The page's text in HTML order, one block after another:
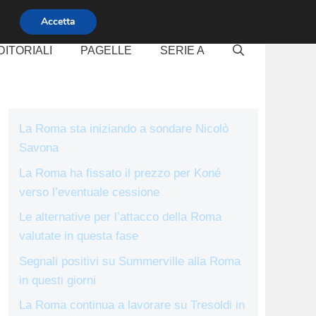
PAGELLE SERIE A
La Roma sta iniziando a sondare Nicolò
Savona
La Roma ha fissato il prezzo per Koné
verso l’eventuale cessione
Le alternative per l’attacco della Roma
valutate in questa fase
Segnali positivi su Summerville alla Roma
in questi giorni
La Roma continua a lavorare su Tresoldi in
Accetta